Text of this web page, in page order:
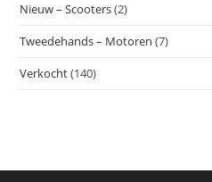
Nieuw – Scooters(2)
Tweedehands – Motoren (7)
Verkocht(140)